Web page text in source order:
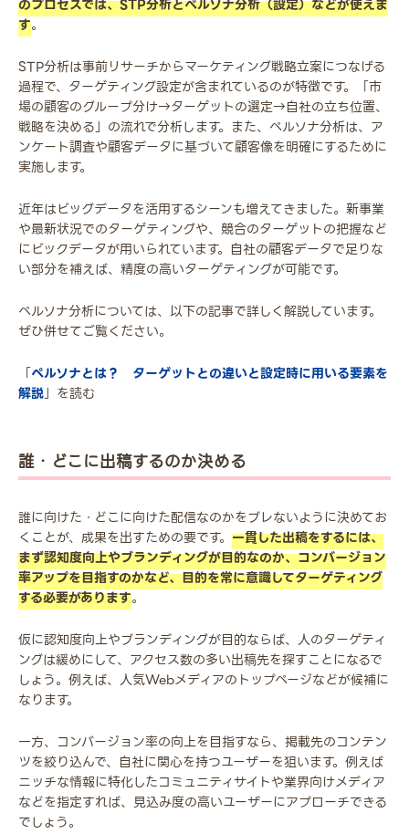
のプロセスでは、STP分析とペルソナ分析（設定）などが使えま
す。
STP分析は事前リサーチからマーケティング戦略立案につなげる
過程で、ターゲティング設定が含まれているのが特徴です。「市
場の顧客のグループ分け→ターゲットの選定→自社の立ち位置、
戦略を決める」の流れで分析します。また、ペルソナ分析は、ア
ンケート調査や顧客データに基づいて顧客像を明確にするために
実施します。
近年はビッグデータを活用するシーンも増えてきました。新事業
や最新状況でのターゲティングや、競合のターゲットの把握など
にビックデータが用いられています。自社の顧客データで足りな
い部分を補えば、精度の高いターゲティングが可能です。
ペルソナ分析については、以下の記事で詳しく解説しています。
ぜひ併せてご覧ください。
「ペルソナとは？ ターゲットとの違いと設定時に用いる要素を
解説」を読む
誰・どこに出稿するのか決める
誰に向けた・どこに向けた配信なのかをブレないように決めてお
くことが、成果を出すための要です。 一貫した出稿をするには、
まず認知度向上やブランディングが目的なのか、コンバージョン
率アップを目指すのかなど、目的を常に意識してターゲティング
する必要があります。
仮に認知度向上やブランディングが目的ならば、人のターゲティ
ングは緩めにして、アクセス数の多い出稿先を探すことになるで
しょう。例えば、人気Webメディアのトップページなどが候補に
なります。
一方、コンバージョン率の向上を目指すなら、掲載先のコンテン
ツを絞り込んで、自社に関心を持つユーザーを狙います。例えば
ニッチな情報に特化したコミュニティサイトや業界向けメディア
などを指定すれば、見込み度の高いユーザーにアプローチできる
でしょう。